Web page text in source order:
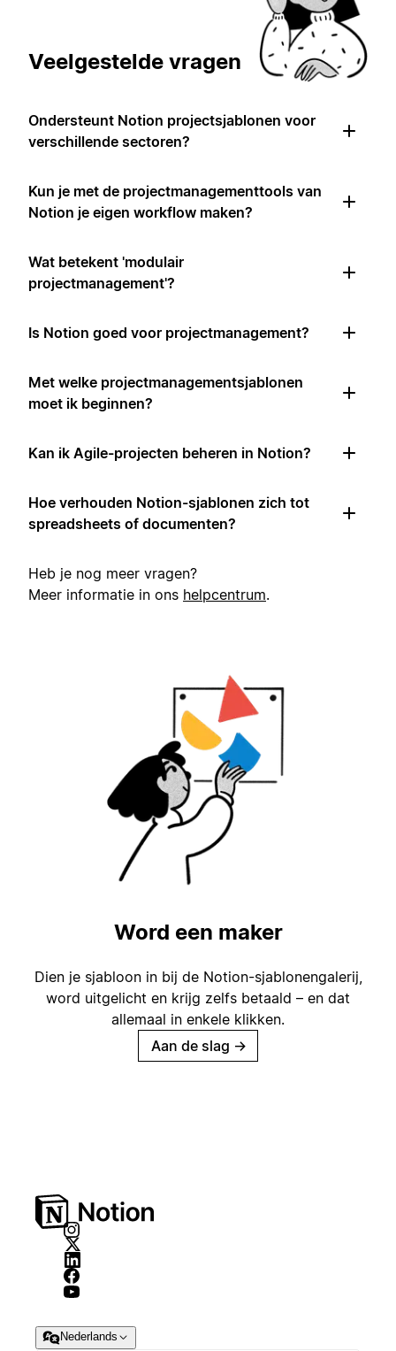
Veelgestelde vragen
Ondersteunt Notion projectsjablonen voor
verschillende sectoren?
Kun je met de projectmanagementtools van
Notion je eigen workflow maken?
Wat betekent 'modulair
projectmanagement'?
Is Notion goed voor projectmanagement?
Met welke projectmanagementsjablonen
moet ik beginnen?
Kan ik Agile-projecten beheren in Notion?
Hoe verhouden Notion-sjablonen zich tot
spreadsheets of documenten?
Heb je nog meer vragen?
Meer informatie in ons helpcentrum.
Word een maker
Dien je sjabloon in bij de Notion-sjablonengalerij,
word uitgelicht en krijg zelfs betaald – en dat
allemaal in enkele klikken.
Aan de slag →
Nederlands